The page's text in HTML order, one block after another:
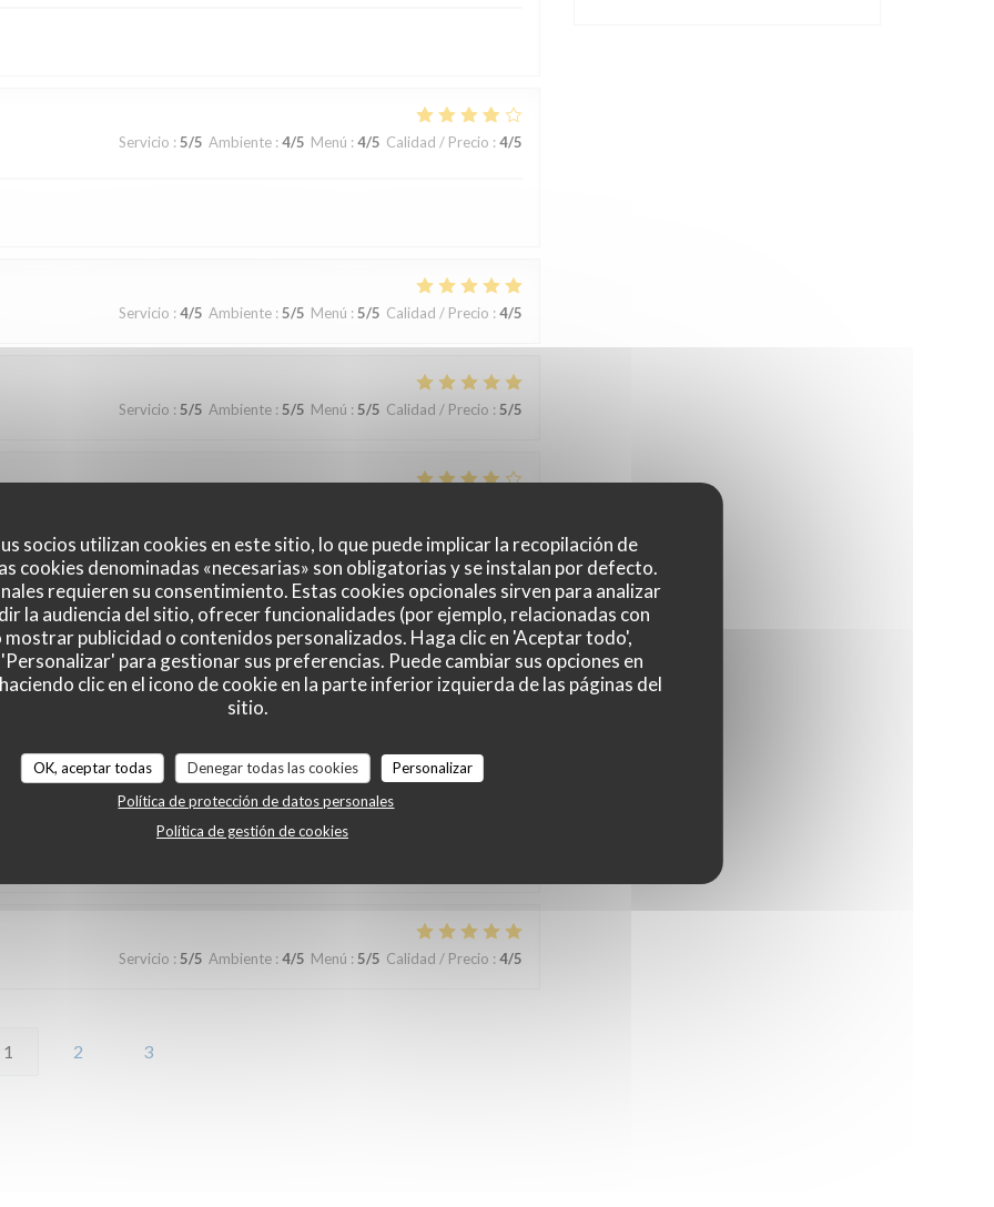
socios utilizan cookies en este sitio, lo que puede implicar la recopilación de
cookies denominadas «necesarias» son obligatorias y se instalan por defecto.
requieren su consentimiento. Estas cookies opcionales sirven para analizar
la audiencia del sitio, ofrecer funcionalidades (por ejemplo, relacionadas con
mostrar publicidad o contenidos personalizados. Haga clic en 'Aceptar todo',
para gestionar sus preferencias. Puede cambiar sus opciones en
clic en el icono de cookie en la parte inferior izquierda de las páginas del
sitio.
OK, aceptar todas Denegar todas las cookies
Personalizar
Política de protección de datos personales
Política de gestión de cookies
Servicio : 5/5 Ambiente: 4/5 Menú : 4/5 Calidad / Precio : 4/5
Servicio : 4/5 Ambiente: 5/5 Menú : 5/5 Calidad / Precio : 4/5
Servicio : 5/5 Ambiente: 5/5 Menú : 5/5 Calidad / Precio : 5/5
Je recommande vivement! Les plus : - Les plats et les cocktails
- Le service était excellent (notre serveur Pedro a été particulièrement
sanitaires n'étaient pas les plus propres et nécessitent des
mais cela reste tout de même raisonnable à l'échelle des
Servicio :5/5 Ambiente:5/5 Menú:5/5 Calidad / Precio
Servicio : 5/5 Ambiente: 4/5 Menú : 5/5 Calidad / Precio : 4/5
1 2 3